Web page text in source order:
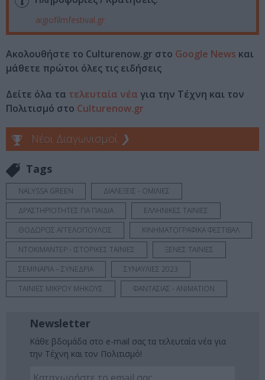
aigiofilmfestival.gr
Ακολουθήστε το Culturenow.gr στο Google News και
μάθετε πρώτοι όλες τις ειδήσεις
Δείτε όλα τα τελευταία νέα για την Τέχνη και τον
Πολιτισμό στο Culturenow.gr
Νέοι Διαγωνισμοί ❯
Tags
NALYSSA GREEN
ΔΙΑΛΕΞΕΙΣ - ΟΜΙΛΙΕΣ
ΔΡΑΣΤΗΡΙΟΤΗΤΕΣ ΓΙΑ ΠΑΙΔΙΑ
ΕΛΛΗΝΙΚΕΣ ΤΑΙΝΙΕΣ
ΘΟΔΩΡΟΣ ΑΓΓΕΛΟΠΟΥΛΟΣ
ΚΙΝΗΜΑΤΟΓΡΑΦΙΚΑ ΦΕΣΤΙΒΑΛ
ΝΤΟΚΙΜΑΝΤΕΡ - ΙΣΤΟΡΙΚΕΣ ΤΑΙΝΙΕΣ
ΞΕΝΕΣ ΤΑΙΝΙΕΣ
ΣΕΜΙΝΑΡΙΑ – ΣΥΝΕΔΡΙΑ
ΣΥΝΑΥΛΙΕΣ 2023
ΤΑΙΝΙΕΣ ΜΙΚΡΟΥ ΜΗΚΟΥΣ
ΦΑΝΤΑΣΙΑΣ - ANIMATION
Newsletter
Κάθε βδομάδα στο e-mail σας τα τελευταία νέα για
την Τέχνη και τον Πολιτισμό!